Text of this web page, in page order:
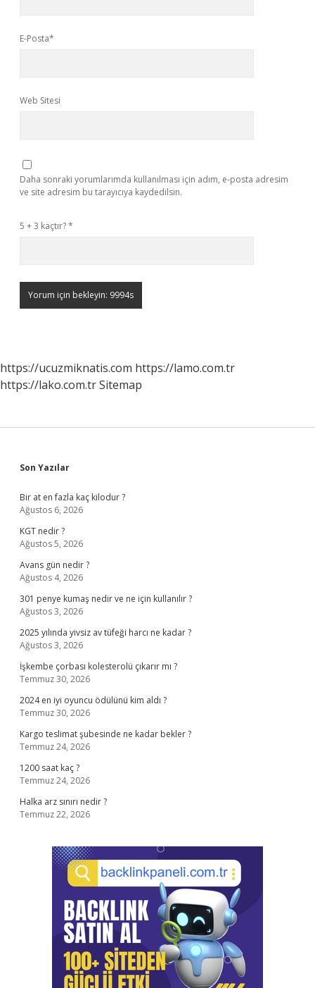
E-Posta*
Web Sitesi
Daha sonraki yorumlarımda kullanılması için adım, e-posta adresim
ve site adresim bu tarayıcıya kaydedilsin.
5 + 3 kaçtır?*
https://ucuzmiknatis.com https://lamo.com.tr
https://lako.com.trSitemap
Sidebar
Son Yazılar
Bir at en fazla kaç kilodur ?
Ağustos 6, 2026
KGT nedir ?
Ağustos 5, 2026
Avans gün nedir ?
Ağustos 4, 2026
301 penye kumaş nedir ve ne için kullanılır ?
Ağustos 3, 2026
2025 yılında yivsiz av tüfeği harcı ne kadar ?
Ağustos 3, 2026
İşkembe çorbası kolesterolü çıkarır mı ?
Temmuz 30, 2026
2024 en iyi oyuncu ödülünü kim aldı ?
Temmuz 30, 2026
Kargo teslimat şubesinde ne kadar bekler ?
Temmuz 24, 2026
1200 saat kaç ?
Temmuz 24, 2026
Halka arz sınırı nedir ?
Temmuz 22, 2026